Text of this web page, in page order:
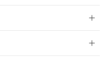
員登録